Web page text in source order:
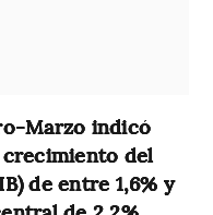
Marzo indicó
crecimiento del
de entre 1,6% y